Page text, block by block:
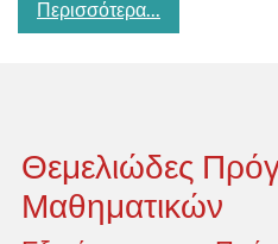
Περισσότερα...
Θεμελιώδες
Μαθηματικών